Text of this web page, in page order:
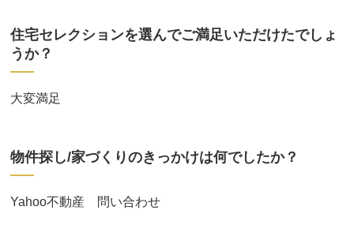
住宅セレクションを選んでご満足いただけたでしょ
うか？
大変満足
物件探し/家づくりのきっかけは何でしたか？
Yahoo不動産 問い合わせ